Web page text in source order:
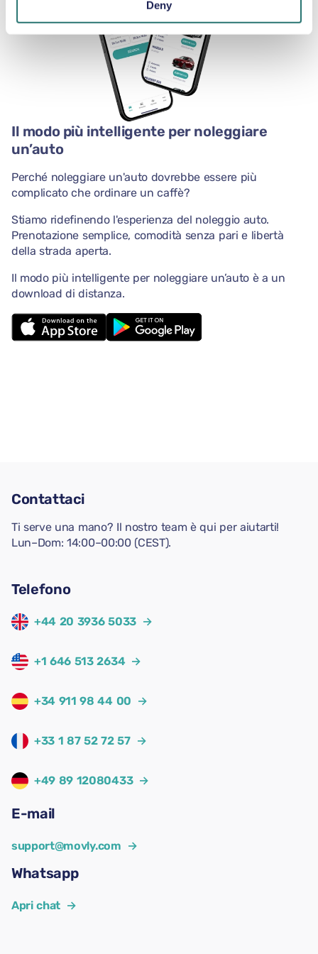
Deny
Il modo più intelligente per noleggiare
un’auto
Perché noleggiare un'auto dovrebbe essere più
complicato che ordinare un caffè?
Stiamo ridefinendo l'esperienza del noleggio auto.
Prenotazione semplice, comodità senza pari e libertà
della strada aperta.
Il modo più intelligente per noleggiare un’auto è a un
download di distanza.
Contattaci
Ti serve una mano? Il nostro team è qui per aiutarti!
Lun–Dom: 14:00–00:00 (CEST).
Telefono
+44 20 3936 5033 →
+1 646 513 2634 →
+34 911 98 44 00 →
+33 1 87 52 72 57 →
+49 89 12080433 →
E-mail
support@movly.com →
Whatsapp
Apri chat →